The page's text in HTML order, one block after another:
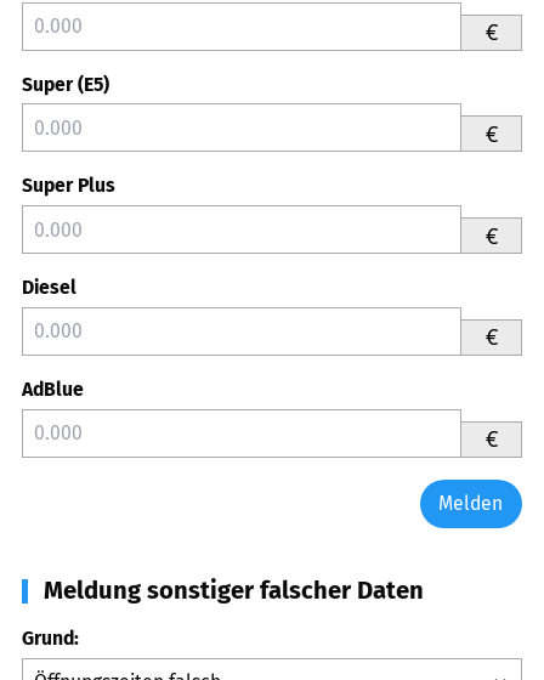
€
Super (E5)
€
Super Plus
€
Diesel
€
AdBlue
€
Melden
Meldung sonstiger falscher Daten
Grund: